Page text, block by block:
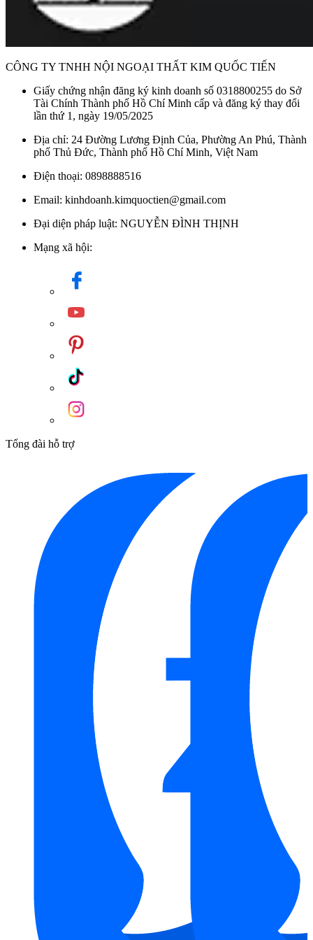
CÔNG TY TNHH NỘI NGOẠI THẤT KIM QUỐC TIẾN
Giấy chứng nhận đăng ký kinh doanh số 0318800255 do Sở
Tài Chính Thành phố Hồ Chí Minh cấp và đăng ký thay đổi
lần thứ 1, ngày 19/05/2025
Địa chỉ: 24 Đường Lương Định Của, Phường An Phú, Thành
phố Thủ Đức, Thành phố Hồ Chí Minh, Việt Nam
Điện thoại: 0898888516
Email: kinhdoanh.kimquoctien@gmail.com
Đại diện pháp luật: NGUYỄN ĐÌNH THỊNH
Mạng xã hội:
Tổng đài hỗ trợ